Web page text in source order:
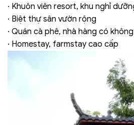
· Khuôn viên resort, khu nghỉ
· Biệt thự sân vườn rộng
· Quán cà phê, nhà hàng có
· Homestay, farmstay cao cấp